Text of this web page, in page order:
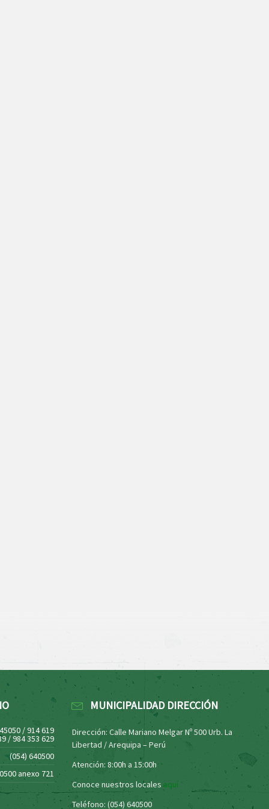
/ 914 619
/ 984 353 629
(054) 640500
anexo 721
MUNICIPALIDAD DIRECCIÓN
Dirección: Calle Mariano Melgar Nº 500 Urb. La
Libertad / Arequipa – Perú
Atención: 8:00h a 15:00h
Conoce nuestros locales aquí
Teléfono: (054) 640500